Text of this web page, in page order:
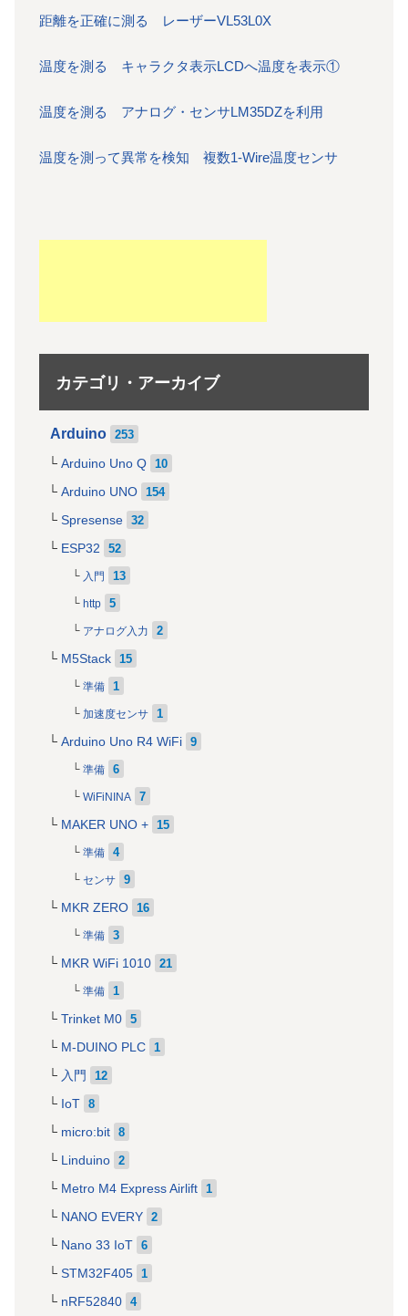
距離を正確に測る レーザーVL53L0X
温度を測る キャラクタ表示LCDへ温度を表示①
温度を測る アナログ・センサLM35DZを利用
温度を測って異常を検知 複数1-Wire温度センサ
カテゴリ・アーカイブ
Arduino 253
Arduino Uno Q 10
Arduino UNO 154
Spresense 32
ESP32 52
入門 13
http 5
アナログ入力 2
M5Stack 15
準備 1
加速度センサ 1
Arduino Uno R4 WiFi 9
準備 6
WiFiNINA 7
MAKER UNO + 15
準備 4
センサ 9
MKR ZERO 16
準備 3
MKR WiFi 1010 21
準備 1
Trinket M0 5
M-DUINO PLC 1
入門 12
IoT 8
micro:bit 8
Linduino 2
Metro M4 Express Airlift 1
NANO EVERY 2
Nano 33 IoT 6
STM32F405 1
nRF52840 4